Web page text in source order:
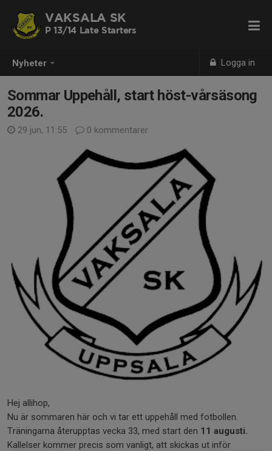
Nyheter Logga in
VAKSALA SK
P 13/14 Late Starters
Sommar Uppehåll, start höst-vårsäsong
2026.
29 jun, 11:55 0 kommentarer
Hej allihop,
Nu är sommaren här och vi tar ett uppehåll med fotbollen.
Träningarna återupptas vecka 33, med start den 11 augusti.
Kallelser kommer precis som vanligt, att skickas ut inför